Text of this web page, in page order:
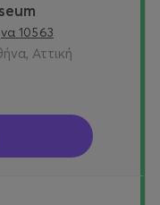
10563
Αττική